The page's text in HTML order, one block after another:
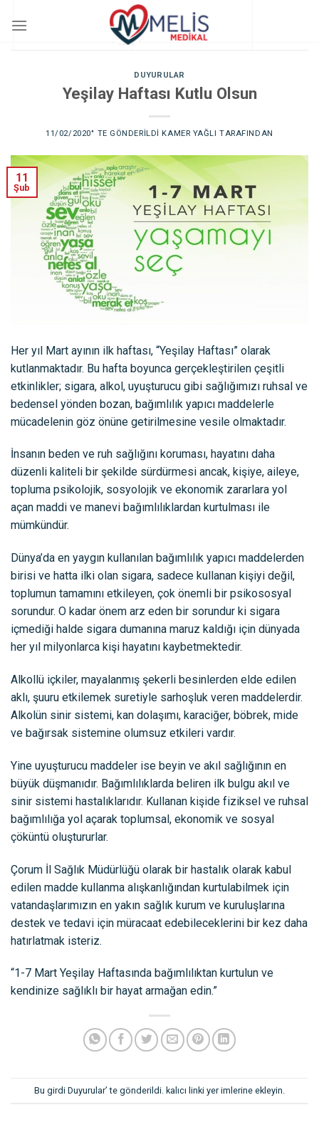
DUYURULAR
Yeşilay Haftası Kutlu Olsun
11/02/2020’' TE GÖNDERILDI KAMER YAĞLI TARAFINDAN
11
Şub
Her yıl Mart ayının ilk haftası, “Yeşilay Haftası” olarak
kutlanmaktadır. Bu hafta boyunca gerçekleştirilen çeşitli
etkinlikler; sigara, alkol, uyuşturucu gibi sağlığımızı ruhsal ve
bedensel yönden bozan, bağımlılık yapıcı maddelerle
mücadelenin göz önüne getirilmesine vesile olmaktadır.
İnsanın beden ve ruh sağlığını koruması, hayatını daha
düzenli kaliteli bir şekilde sürdürmesi ancak, kişiye, aileye,
topluma psikolojik, sosyolojik ve ekonomik zararlara yol
açan maddi ve manevi bağımlılıklardan kurtulması ile
mümkündür.
Dünya’da en yaygın kullanılan bağımlılık yapıcı maddelerden
birisi ve hatta ilki olan sigara, sadece kullanan kişiyi değil,
toplumun tamamını etkileyen, çok önemli bir psikososyal
sorundur. O kadar önem arz eden bir sorundur ki sigara
içmediği halde sigara dumanına maruz kaldığı için dünyada
her yıl milyonlarca kişi hayatını kaybetmektedir.
Alkollü içkiler, mayalanmış şekerli besinlerden elde edilen
aklı, şuuru etkilemek suretiyle sarhoşluk veren maddelerdir.
Alkolün sinir sistemi, kan dolaşımı, karaciğer, böbrek, mide
ve bağırsak sistemine olumsuz etkileri vardır.
Yine uyuşturucu maddeler ise beyin ve akıl sağlığının en
büyük düşmanıdır. Bağımlılıklarda beliren ilk bulgu akıl ve
sinir sistemi hastalıklarıdır. Kullanan kişide fiziksel ve ruhsal
bağımlılığa yol açarak toplumsal, ekonomik ve sosyal
çöküntü oluştururlar.
Çorum İl Sağlık Müdürlüğü olarak bir hastalık olarak kabul
edilen madde kullanma alışkanlığından kurtulabilmek için
vatandaşlarımızın en yakın sağlık kurum ve kuruluşlarına
destek ve tedavi için müracaat edebileceklerini bir kez daha
hatırlatmak isteriz.
“1-7 Mart Yeşilay Haftasında bağımlılıktan kurtulun ve
kendinize sağlıklı bir hayat armağan edin.”
Bu girdi Duyurular’ te gönderildi. kalıcı linki yer imlerine ekleyin.